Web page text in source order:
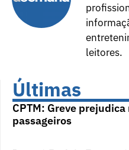
leitores.
Últimas
CPTM: Greve
passageiros